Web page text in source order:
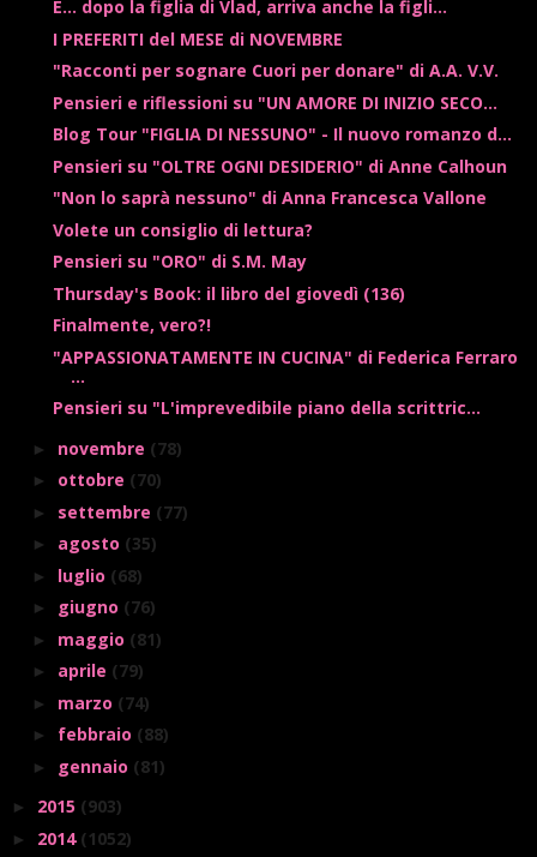
E... dopo la figlia di Vlad, arriva anche la figli...
I PREFERITI del MESE di NOVEMBRE
"Racconti per sognare Cuori per donare" di A.A. V.V.
Pensieri e riflessioni su "UN AMORE DI INIZIO SECO...
Blog Tour "FIGLIA DI NESSUNO" - Il nuovo romanzo d...
Pensieri su "OLTRE OGNI DESIDERIO" di Anne Calhoun
"Non lo saprà nessuno" di Anna Francesca Vallone
Volete un consiglio di lettura?
Pensieri su "ORO" di S.M. May
Thursday's Book: il libro del giovedì (136)
Finalmente, vero?!
"APPASSIONATAMENTE IN CUCINA" di Federica Ferraro
...
Pensieri su "L'imprevedibile piano della scrittric...
► novembre (78)
► ottobre (70)
► settembre (77)
► agosto (35)
► luglio (68)
► giugno (76)
► maggio (81)
► aprile (79)
► marzo (74)
► febbraio (88)
► gennaio (81)
► 2015 (903)
► 2014 (1052)